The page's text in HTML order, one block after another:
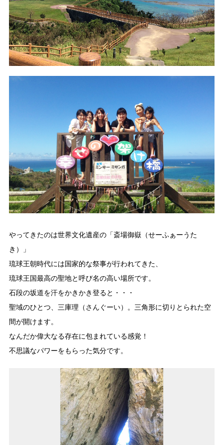
やってきたのは世界文化遺産の「斎場御嶽（せーふぁーうた
き）」
琉球王朝時代には国家的な祭事が行われてきた、
琉球王国最高の聖地と呼び名の高い場所です。
石段の坂道を汗をかきかき登ると・・・
聖域のひとつ、三庫理（さんぐーい）。三角形に切りとられた空
間が開けます。
なんだか偉大なる存在に包まれている感覚！
不思議なパワーをもらった気分です。